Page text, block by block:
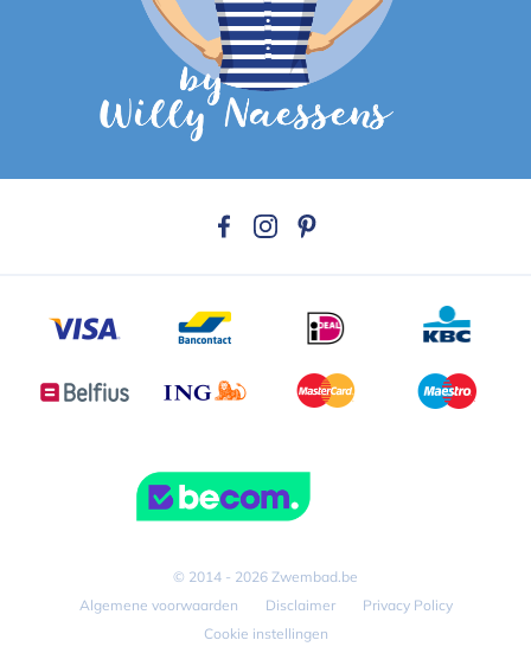
© 2014 - 2026 Zwembad.be
Algemene voorwaarden
Disclaimer
Privacy Policy
Cookie instellingen